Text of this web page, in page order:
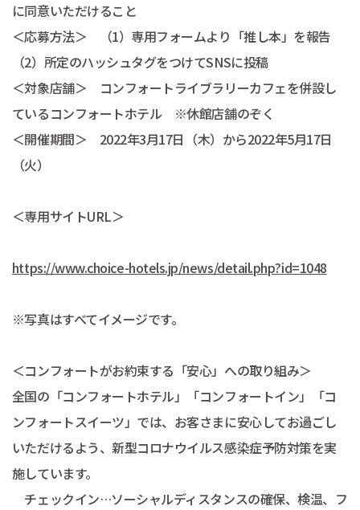
に同意いただけること
＜応募方法＞ （1）専用フォームより「推し本」を報告
（2）所定のハッシュタグをつけてSNSに投稿
＜対象店舗＞ コンフォートライブラリーカフェを併設し
ているコンフォートホテル ※休館店舗のぞく
＜開催期間＞ 2022年3月17日（木）から2022年5月17日
（火）
＜専用サイトURL＞
https://www.choice-hotels.jp/news/detail.php?id=1048
※写真はすべてイメージです。
＜コンフォートがお約束する「安心」への取り組み＞
全国の「コンフォートホテル」「コンフォートイン」「コ
ンフォートスイーツ」では、お客さまに安心してお過ごし
いただけるよう、新型コロナウイルス感染症予防対策を実
施しています。
チェックイン…ソーシャルディスタンスの確保、検温、フ